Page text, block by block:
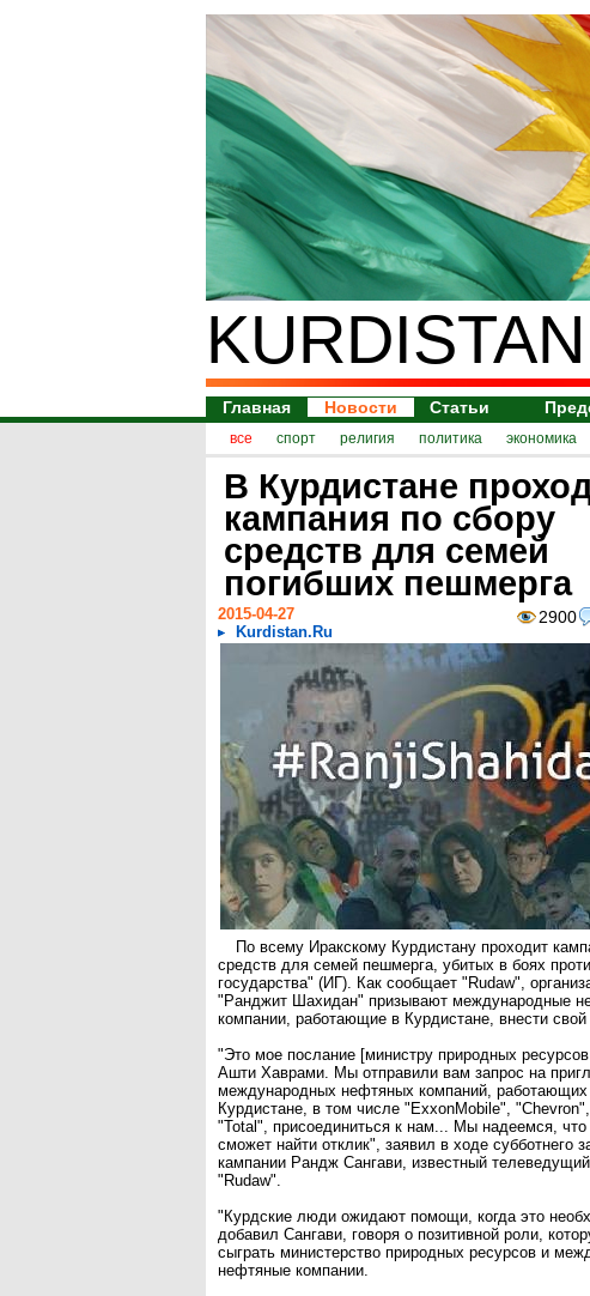
Главная Новости Статьи
все спорт религия политика экономика
В Курдистане
кампания по сбору
средств для семей
погибших пешмерга
2900
2015-04-27
Kurdistan.Ru
По всему Иракскому Курдистану проходит
средств для семей пешмерга, убитых в боях
государства" (ИГ). Как сообщает "Rudaw",
"Ранджит Шахидан" призывают международные
компании, работающие в Курдистане, внести свой
"Это мое послание [министру природных
Ашти Хаврами. Мы отправили вам запрос на
международных нефтяных компаний,
Курдистане, в том числе "ExxonMobile",
"Total", присоединиться к нам... Мы надеемся, что
сможет найти отклик", заявил в ходе субботнего
кампании Рандж Сангави, известный
"Rudaw".
"Курдские люди ожидают помощи, когда это
добавил Сангави, говоря о позитивной роли,
сыграть министерство природных ресурсов и
нефтяные компании.